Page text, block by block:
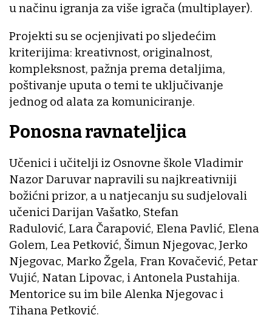
u načinu igranja za više igrača (multiplayer).
Projekti su se ocjenjivati po sljedećim
kriterijima: kreativnost, originalnost,
kompleksnost, pažnja prema detaljima,
poštivanje uputa o temi te uključivanje
jednog od alata za komuniciranje.
Ponosna ravnateljica
Učenici i učitelji iz Osnovne škole Vladimir
Nazor Daruvar napravili su najkreativniji
božićni prizor, a u natjecanju su sudjelovali
učenici Darijan Vašatko, Stefan
Radulović, Lara Čarapović, Elena Pavlić, Elena
Golem, Lea Petković, Šimun Njegovac, Jerko
Njegovac, Marko Žgela, Fran Kovačević, Petar
Vujić, Natan Lipovac, i Antonela Pustahija.
Mentorice su im bile Alenka Njegovac i
Tihana Petković.